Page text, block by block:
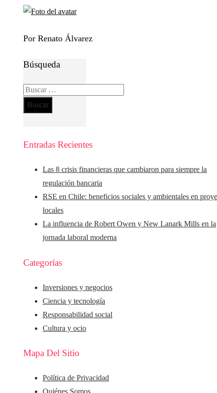
Por Renato Álvarez
Búsqueda
Buscar:
Entradas Recientes
Las 8 crisis financieras que cambiaron para siempre la
regulación bancaria
RSE en Chile: beneficios sociales y ambientales en
locales
La influencia de Robert Owen y New Lanark Mills en la
jornada laboral moderna
Categorías
Inversiones y negocios
Ciencia y tecnología
Responsabilidad social
Cultura y ocio
Mapa Del Sitio
Política de Privacidad